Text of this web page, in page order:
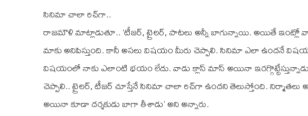
సినిమా చాలా రిచ్‌గా..
రాజమౌళి మాట్లాడుతూ.. ‘టీజర్, ట్రైలర్, పాటలు అన్నీ బాగున్నాయి. అయితే ఇంట్లో
మాకు అనిపిస్తుంది. కానీ అసలు విషయం మీరు చెప్పాలి. సినిమా ఎలా ఉందనే
విషయంలో నాకు ఎలాంటి భయం లేదు. వాడు క్లాస్ మాస్ అయినా
చెప్పాలి.. ట్రైలర్, టీజర్ చూస్తేనే సినిమా చాలా రిచ్‌గా ఉందని తెలుస్తోంది.
అయినా కూడా దర్శకుడు బాగా తీశాడు’ అని అన్నారు.